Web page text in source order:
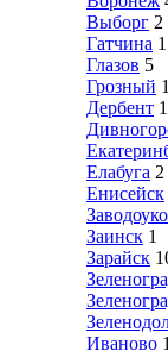
Выборг 2
Гатчина 1
Глазов 5
Грозный 1
Дербент 1
Елабуга 2
Енисейск
Заинск 1
Зарайск
Иваново 1